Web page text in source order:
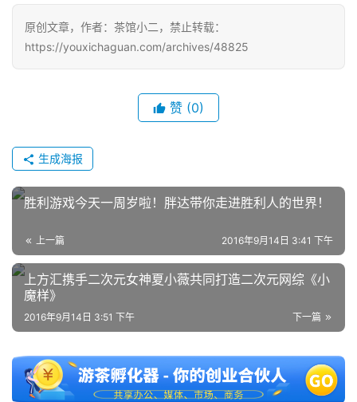
原创文章，作者：茶馆小二，禁止转载：
https://youxichaguan.com/archives/48825
赞 (0)
生成海报
胜利游戏今天一周岁啦！胖达带你走进胜利人的世界！
上一篇 2016年9月14日 3:41 下午
上方汇携手二次元女神夏小薇共同打造二次元网综《小
魔样》
下一篇
2016年9月14日 3:51 下午